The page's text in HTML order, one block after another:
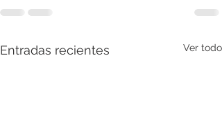
Entradas recientes Ver todo